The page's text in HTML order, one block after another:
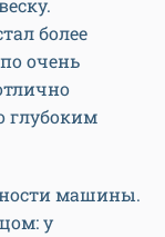
более
очень
глубоким
машины.
у